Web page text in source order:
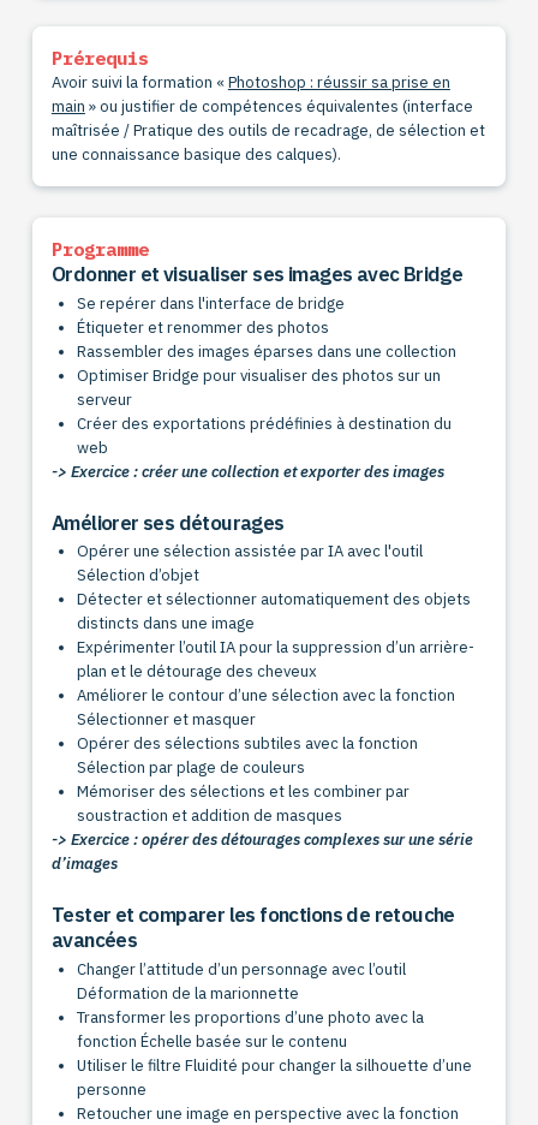
Prérequis
Avoir suivi la formation «Photoshop : réussir sa prise en
main » ou justifier de compétences équivalentes (interface
maîtrisée / Pratique des outils de recadrage, de sélection et
une connaissance basique des calques).
Programme
Ordonner et visualiser ses images avec Bridge
Se repérer dans l'interface de bridge
Étiqueter et renommer des photos
Rassembler des images éparses dans une collection
Optimiser Bridge pour visualiser des photos sur un
serveur
Créer des exportations prédéfinies à destination du
web
-> Exercice : créer une collection et exporter des images
Améliorer ses détourages
Opérer une sélection assistée par IA avec l'outil
Sélection d’objet
Détecter et sélectionner automatiquement des objets
distincts dans une image
Expérimenter l’outil IA pour la suppression d’un arrière-
plan et le détourage des cheveux
Améliorer le contour d’une sélection avec la fonction
Sélectionner et masquer
Opérer des sélections subtiles avec la fonction
Sélection par plage de couleurs
Mémoriser des sélections et les combiner par
soustraction et addition de masques
-> Exercice : opérer des détourages complexes sur une série
d’images
Tester et comparer les fonctions de retouche
avancées
Changer l’attitude d’un personnage avec l’outil
Déformation de la marionnette
Transformer les proportions d’une photo avec la
fonction Échelle basée sur le contenu
Utiliser le filtre Fluidité pour changer la silhouette d’une
personne
Retoucher une image en perspective avec la fonction